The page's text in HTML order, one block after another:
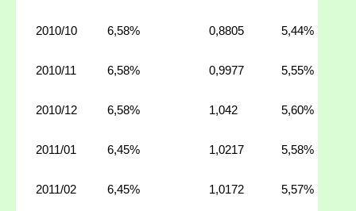
2010/10 6,58% 0,8805 5,44%
2010/11 6,58% 0,9977 5,55%
2010/12 6,58% 1,042 5,60%
2011/01 6,45% 1,0217 5,58%
2011/02 6,45% 1,0172 5,57%